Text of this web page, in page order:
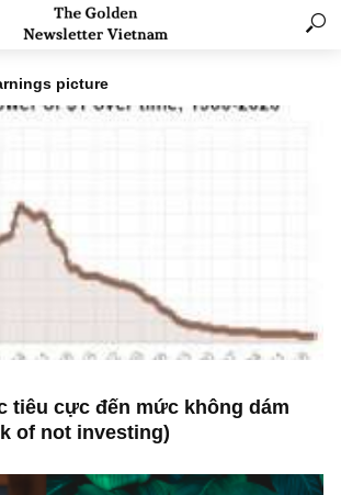
picture
of not investing)